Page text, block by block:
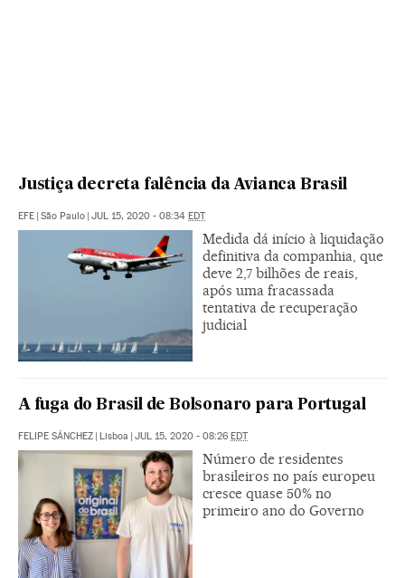
Justiça decreta falência da Avianca Brasil
EFE | São Paulo | JUL 15, 2020 - 08:34 EDT
Medida dá início à liquidação
definitiva da companhia, que
deve 2,7 bilhões de reais,
após uma fracassada
tentativa de recuperação
judicial
A fuga do Brasil de Bolsonaro para Portugal
FELIPE SÁNCHEZ | Lisboa | JUL 15, 2020 - 08:26 EDT
Número de residentes
brasileiros no país europeu
cresce quase 50% no
primeiro ano do Governo